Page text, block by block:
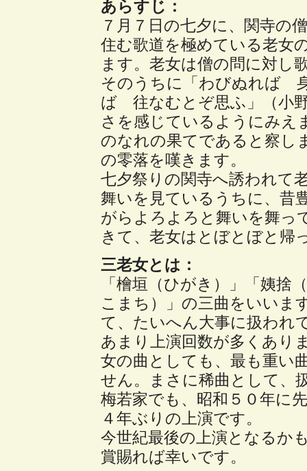
あらすじ：
７月７日の七夕に、関寺の
住む歌道を極めている老女
ます。老女は僧の問に対し
そのうちに「わびぬれば
ば 往なむとぞ思ふ」（小
さを感じているようにみえ
のなれの果てであると察し
の零落を嘆きます。
七夕祭りの関寺へ誘われて
舞いを見ているうちに、昔
がらよろよろと舞いを舞っ
きて、老女はとぼとぼと帰
三老女とは：
「檜垣（ひがき）」「姨捨
こまち）」の三曲をいいま
て、たいへん大事に扱われ
あまり上演回数が多くあり
女の曲としても、最も重い
せん。まさに稀曲として、
梅若家でも、昭和５０年に
４年ぶりの上演です。
今世紀最後の上演となるか
賞賜れば幸いです。